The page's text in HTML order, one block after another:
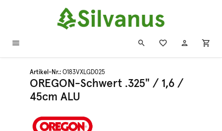
Zum Hauptinhalt springen
Artikel-Nr.: O183VXLGD025
OREGON-Schwert .325" / 1,6 /
45cm ALU